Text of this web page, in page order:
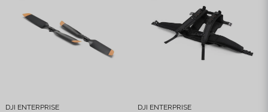
DJI ENTERPRISE
DJI ENTERPRISE